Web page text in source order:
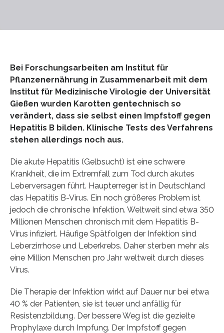
Bei Forschungsarbeiten am Institut für
Pflanzenernährung in Zusammenarbeit mit dem
Institut für Medizinische Virologie der Universität
Gießen wurden Karotten gentechnisch so
verändert, dass sie selbst einen Impfstoff gegen
Hepatitis B bilden. Klinische Tests des Verfahrens
stehen allerdings noch aus.
Die akute Hepatitis (Gelbsucht) ist eine schwere
Krankheit, die im Extremfall zum Tod durch akutes
Leberversagen führt. Haupterreger ist in Deutschland
das Hepatitis B-Virus. Ein noch größeres Problem ist
jedoch die chronische Infektion. Weltweit sind etwa 350
Millionen Menschen chronisch mit dem Hepatitis B-
Virus infiziert. Häufige Spätfolgen der Infektion sind
Leberzirrhose und Leberkrebs. Daher sterben mehr als
eine Million Menschen pro Jahr weltweit durch dieses
Virus.
Die Therapie der Infektion wirkt auf Dauer nur bei etwa
40 % der Patienten, sie ist teuer und anfällig für
Resistenzbildung. Der bessere Weg ist die gezielte
Prophylaxe durch Impfung. Der Impfstoff gegen